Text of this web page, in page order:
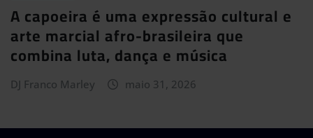
A capoeira é uma expressão cultural e
arte marcial afro-brasileira que
combina luta, dança e música
DJ Franco Marley maio 31, 2026